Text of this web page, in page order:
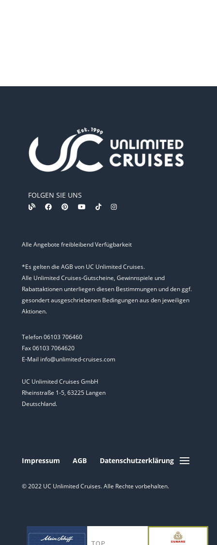
FOLGEN SIE UNS
Alle Angebote freibleibend Verfügbarkeit
*Es gelten die AGB von UC Unlimited Cruises.
Alle Unlimited Cruises-Gutscheine, Gewinnspiele und
Rabattaktionen unterliegen diesen Bestimmungen und den ggf.
gesondert ausgeschriebenen Bedingungen aus den jeweiligen
Aktionen.
Telefon 06103 706460
Fax 06103 7064620
E-Mail info@unlimited-cruises.com
UC Unlimited Cruises GmbH
Rheinstraße 1-5, 63225 Langen
Deutschland.
Impressum AGB Datenschutzerklärung
© 2022 UC Unlimited Cruises. Alle Rechte vorbehalten.